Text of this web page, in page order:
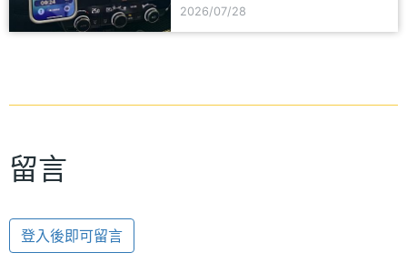
2026/07/28
留言
登入後即可留言